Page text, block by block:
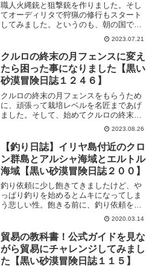
職人火縄銃と狙撃銃を作りました。そし
てオーディリタで狩猟の修行もスタート
してみました。というのも、朝の国で狩
猟しようとチャレンジしたけど、まった
く歯が立たなかったからｗ狩猟ってほぼ
しないので、何もかもが放置に近い状態
だったので、底上げをしたくなりまし
た。
2023.07.21
クルロの終末の月フェンスに変え
たら困った事になりました【黒い
砂漠冒険日誌１２４６】
クルロの終末の月フェンスをもらうため
に、頑張って栽培レベルを名匠まであげ
ました。そして、始めてクルロの終末の
月フェンスを使う事になった時…。正直
困った事になりました。まさか、そこま
で厳しい仕様とは思ってなかったんです
が、考えてみればそうなりますか…。
2023.08.26
【釣り日誌】イリヤ島付近のクロ
ン群島とアルシャ海域とエルトル
海域【黒い砂漠冒険日誌２００】
釣り依頼に少し飽きてきましたけど、や
っぱり釣りを始めるとムキになってしま
う悲しい性。飽きる前に、釣り依頼を終
わらせたいのもあり、イリヤ島付近の海
域、クロン群島、アルシャ海域、エルト
ル海域の釣果を紹介。
2020.03.14
貿易の教科書！公式ガイドを見な
がら貿易にチャレンジしてみまし
た【黒い砂漠冒険日誌１１５】